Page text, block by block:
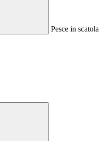
Pesce in scatola